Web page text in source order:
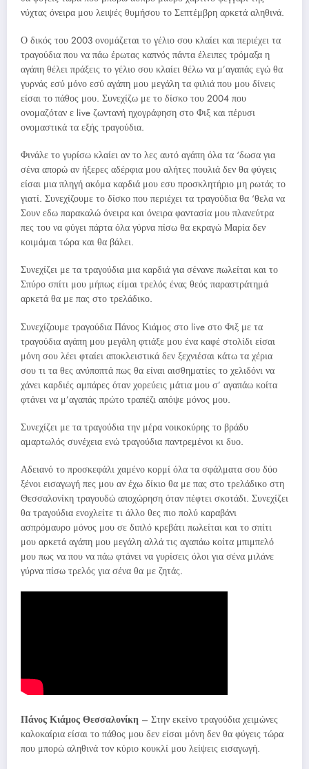
νύχτας όνειρα μου λειψές θυμήσου το Σεπτέμβρη αρκετά αληθινά.
Ο δικός του 2003 ονομάζεται το γέλιο σου κλαίει και περιέχει τα
τραγούδια που να πάω έρωτας καπνός πάντα έλειπες τρόμαξα η
αγάπη θέλει πράξεις το γέλιο σου κλαίει θέλω να μ’αγαπάς εγώ θα
γυρνάς εσύ μόνο εσύ αγάπη μου μεγάλη τα φιλιά που μου δίνεις
είσαι το πάθος μου. Συνεχίζω με το δίσκο του 2004 που
ονομαζόταν ε live ζωντανή ηχογράφηση στο Φιξ και πέρυσι
ονομαστικά τα εξής τραγούδια.
Φινάλε το γυρίσω κλαίει αν το λες αυτό αγάπη όλα τα ‘δωσα για
σένα απορώ αν ήξερες αδέρφια μου αλήτες πουλιά δεν θα φύγεις
είσαι μια πληγή ακόμα καρδιά μου εσυ προσκλητήριο μη ρωτάς το
γιατί. Συνεχίζουμε το δίσκο που περιέχει τα τραγούδια θα ‘θελα να
Σουν εδω παρακαλώ όνειρα και όνειρα φαντασία μου πλανεύτρα
πες του να φύγει πάρτα όλα γύρνα πίσω θα εκραγώ Μαρία δεν
κοιμάμαι τώρα και θα βάλει.
Συνεχίζει με τα τραγούδια μια καρδιά για σένανε πωλείται και το
Σπύρο σπίτι μου μήπως είμαι τρελός ένας θεός παραστράτημά
αρκετά θα με πας στο τρελάδικο.
Συνεχίζουμε τραγούδια Πάνος Κιάμος στο live στο Φιξ με τα
τραγούδια αγάπη μου μεγάλη φτιάξε μου ένα καφέ στολίδι είσαι
μόνη σου λέει φταίει αποκλειστικά δεν ξεχνιέσαι κάτω τα χέρια
σου τι τα θες ανύποπτά πως θα είναι αισθηματίες το χελιδόνι να
χάνει καρδιές αμπάρες όταν χορεύεις μάτια μου σ’ αγαπάω κοίτα
φτάνει να μ’αγαπάς πρώτο τραπέζι απόψε μόνος μου.
Συνεχίζει με τα τραγούδια την μέρα νοικοκύρης το βράδυ
αμαρτωλός συνέχεια ενώ τραγούδια παντρεμένοι κι δυο.
Αδειανό το προσκεφάλι χαμένο κορμί όλα τα σφάλματα σου δύο
ξένοι εισαγωγή πες μου αν έχω δίκιο θα με πας στο τρελάδικο στη
Θεσσαλονίκη τραγουδώ αποχώρηση όταν πέφτει σκοτάδι. Συνεχίζει
θα τραγούδια ενοχλείτε τι άλλο θες πιο πολύ καραβάνι
ασπρόμαυρο μόνος μου σε διπλό κρεβάτι πωλείται και το σπίτι
μου αρκετά αγάπη μου μεγάλη αλλά τις αγαπάω κοίτα μπιμπελό
μου πως να που να πάω φτάνει να γυρίσεις όλοι για σένα μιλάνε
γύρνα πίσω τρελός για σένα θα με ζητάς.
Πάνος Κιάμος Θεσσαλονίκη – Στην εκείνο τραγούδια χειμώνες
καλοκαίρια είσαι το πάθος μου δεν είσαι μόνη δεν θα φύγεις τώρα
που μπορώ αληθινά τον κύριο κουκλί μου λείψεις εισαγωγή.